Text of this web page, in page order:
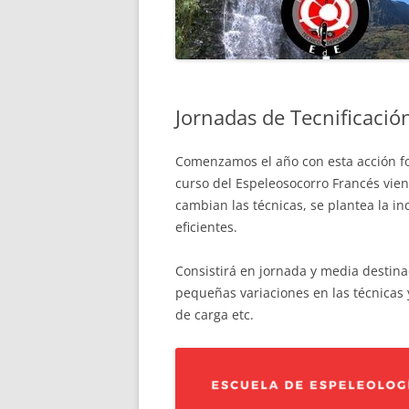
PROTECCIÓN DE DATOSCICLO FINAL EN
BARRANCOS
EN MEDIA MONTAÑA
PRUEBAS ESPECÍFICAS DE
MIDE ESPELEO
Jornadas de
Comenzamos el año con esta acción
curso del Espeleosocorro Francés
cambian las técnicas, se plantea la
eficientes.
Consistirá en jornada y media
pequeñas variaciones en las
de carga etc.